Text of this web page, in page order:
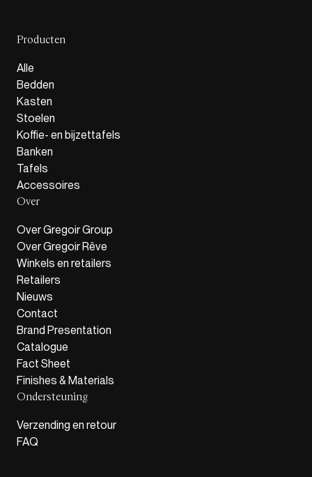
Producten
Alle
Bedden
Kasten
Stoelen
Koffie- en bijzettafels
Banken
Tafels
Accessoires
Over
Over Gregoir Group
Over Gregoir Rêve
Winkels en retailers
Retailers
Nieuws
Contact
Brand Presentation
Catalogue
Fact Sheet
Finishes & Materials
Ondersteuning
Verzending en retour
FAQ